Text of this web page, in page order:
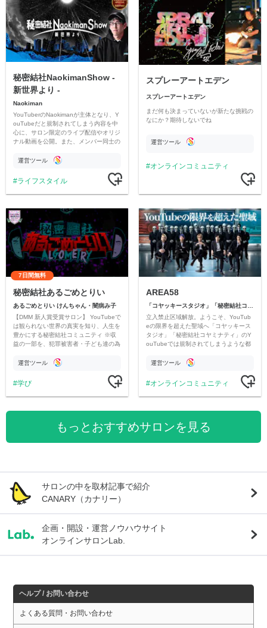
秘密結社NaokimanShow -
新世界より -
Naokiman
YouTuberのNaokimanが主体となり、Y
ouTubeだと規制されてしまう内容を中
心に、サロン限定のライブ配信やオリジ
ナル動画を公開。また、メンバー同士の
ただいています。
運営ツール
ライフスタイル
スプレーアートエデン
スプレーアートエデン
まだ何も決まっていないが新たな挑戦の
なにか？期待しないでね
運営ツール
オンラインコミュニティ
7日間無料
秘密結社あるごめとりい
あるごめとりい けんちゃん・闇病み子
【DMM 新人賞受賞サロン】 YouTubeで
は観られない世界の真実を知り、人生を
豊かにする秘密結社コミュニティ ※収
益の一部を、犯罪被害者・子ども達の為
す運営ツール
学び
AREA58
立入禁止区域解放。ようこそ、YouTub
eの限界を超えた聖域へ「コヤッキース
タジオ」「秘密結社コヤミナティ」のY
ouTubeでは規制されてしまうような都
公開。
運営ツール
オンラインコミュニティ
もっとおすすめサロンを見る
サロンの中を取材記事で紹介
CANARY（カナリー）
企画・開設・運営ノウハウサイト
オンラインサロンLab.
ヘルプ / お問い合わせ
よくある質問・お問い合わせ